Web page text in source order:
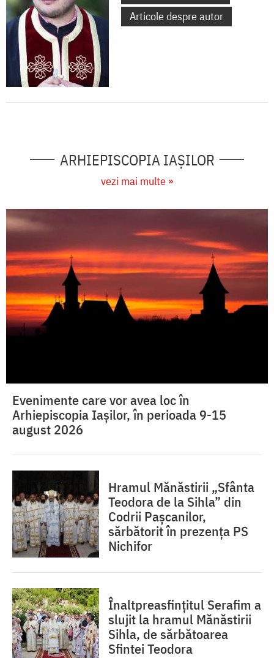
Articole despre autor
ARHIEPISCOPIA IAŞILOR
vezi mai multe »
Evenimente care vor avea loc în
Arhiepiscopia Iaşilor, în perioada 9-15
august 2026
Hramul Mănăstirii „Sfânta
Teodora de la Sihla” din
Codrii Pașcanilor,
sărbătorit în prezența PS
Nichifor
Înaltpreasfințitul Serafim a
slujit la hramul Mănăstirii
Sihla, de sărbătoarea
Sfintei Teodora